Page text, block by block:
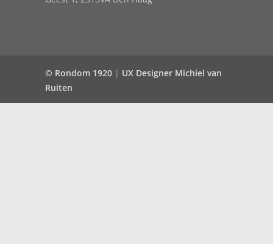
© Rondom 1920 | UX Designer Michiel van
Ruiten